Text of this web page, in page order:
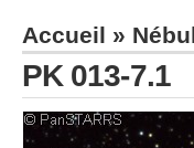
Accueil »
PK 013-7.1